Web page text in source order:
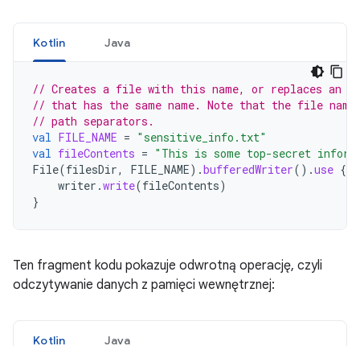
Kotlin Java
// Creates a file with this name, or replaces an
// that has the same name. Note that the file name
// path separators.
val FILE_NAME = "sensitive_info.txt"
val fileContents = "This is some top-secret
File(filesDir, FILE_NAME).bufferedWriter().use {
writer .write(fileContents)
}
Ten fragment kodu pokazuje odwrotną operację, czyli
odczytywanie danych z pamięci wewnętrznej:
Kotlin Java